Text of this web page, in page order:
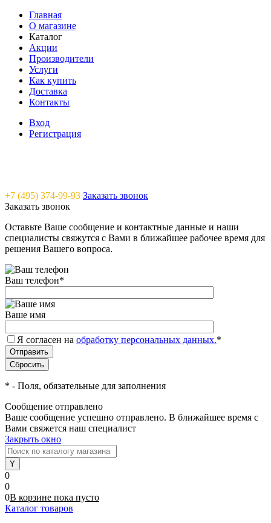
Главная
О магазине
Каталог
Акции
Производители
Услуги
Как купить
Доставка
Контакты
Вход
Регистрация
+7 (495) 374-99-93 Заказать звонок
Заказать звонок
Оставьте Ваше сообщение и контактные данные и наши
специалисты свяжутся с Вами в ближайшее рабочее время для
решения Вашего вопроса.
Ваш телефон*
Ваше имя
Я согласен на обработку персональных данных.*
* - Поля, обязательные для заполнения
Сообщение отправлено
Ваше сообщение успешно отправлено. В ближайшее время с
Вами свяжется наш специалист
Закрыть окно
0
0
0В корзине пока пусто
Каталог товаров